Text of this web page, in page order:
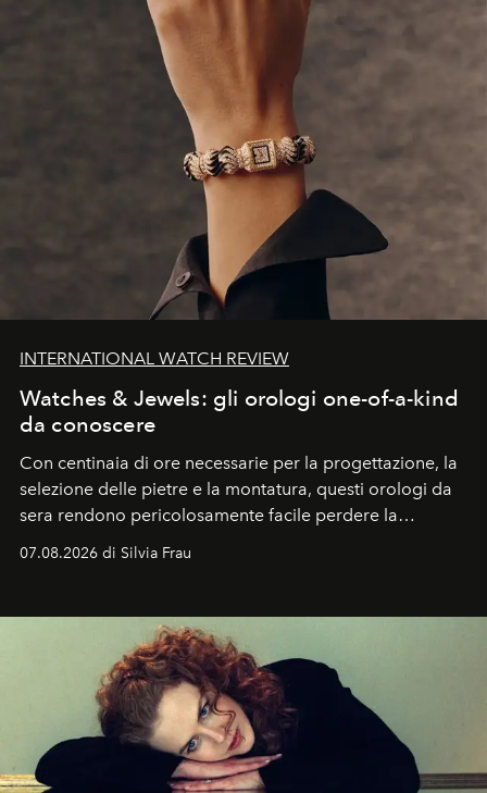
INTERNATIONAL WATCH REVIEW
Watches & Jewels: gli orologi one-of-a-kind
da conoscere
Con centinaia di ore necessarie per la progettazione, la
selezione delle pietre e la montatura, questi orologi da
sera rendono pericolosamente facile perdere la
cognizione del tempo. Ma con quadranti così
07.08.2026 di Silvia Frau